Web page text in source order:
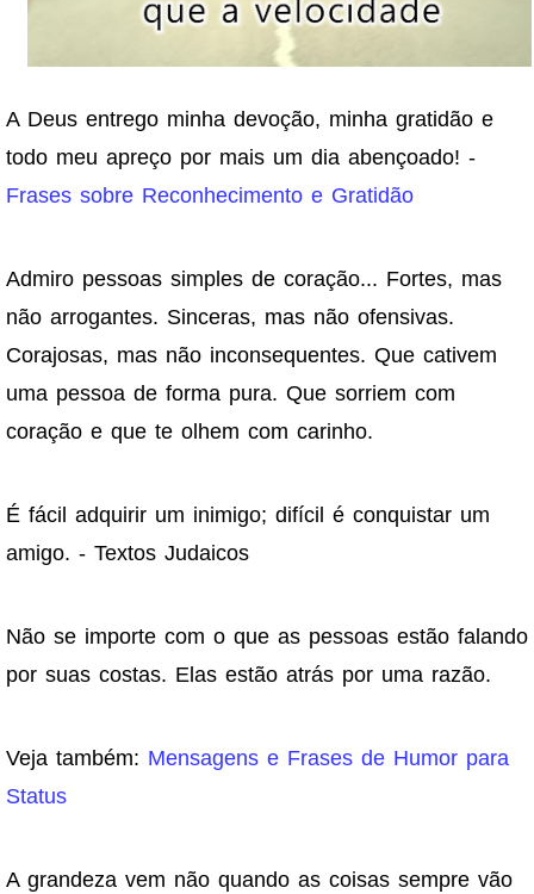
A Deus entrego minha devoção, minha gratidão e
todo meu apreço por mais um dia abençoado! -
Frases sobre Reconhecimento e Gratidão
Admiro pessoas simples de coração... Fortes, mas
não arrogantes. Sinceras, mas não ofensivas.
Corajosas, mas não inconsequentes. Que cativem
uma pessoa de forma pura. Que sorriem com
coração e que te olhem com carinho.
É fácil adquirir um inimigo; difícil é conquistar um
amigo. - Textos Judaicos
Não se importe com o que as pessoas estão falando
por suas costas. Elas estão atrás por uma razão.
Veja também: Mensagens e Frases de Humor para
Status
A grandeza vem não quando as coisas sempre vão